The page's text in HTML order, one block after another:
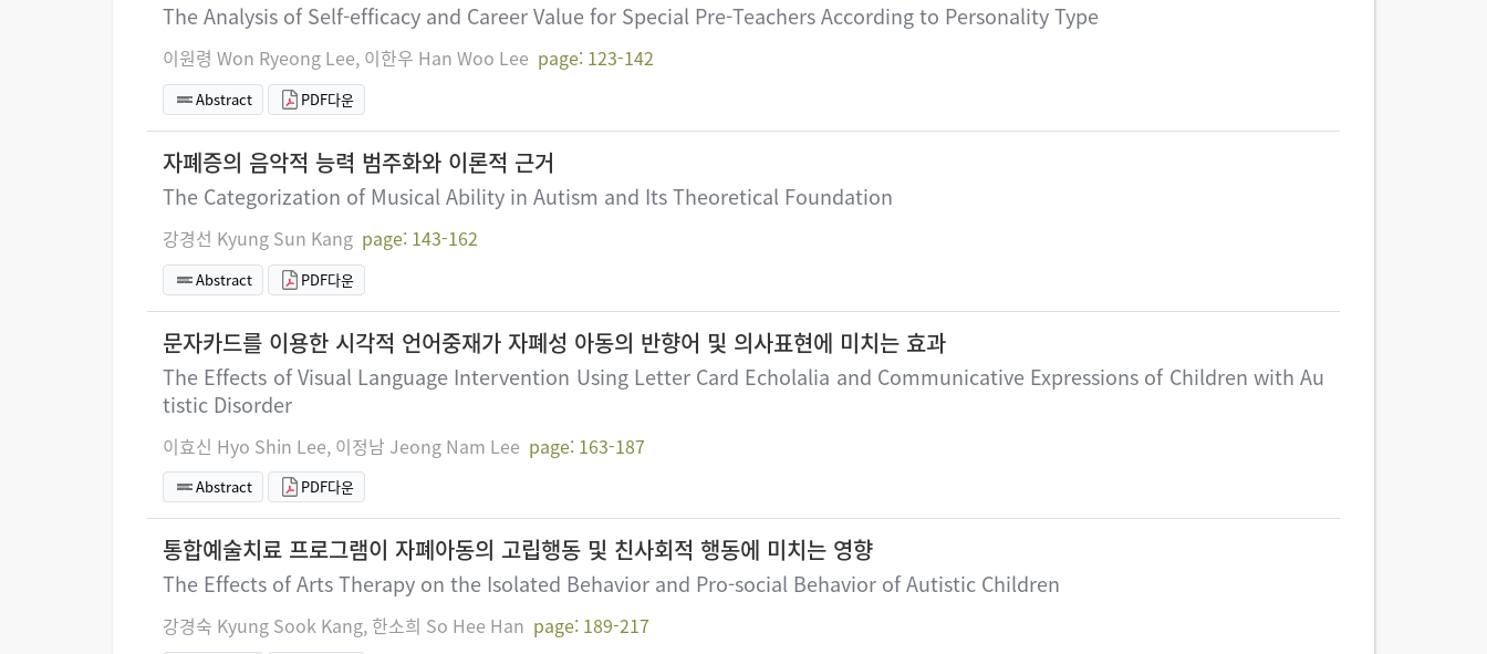
The Analysis of Self-efficacy and Career Value for Special Pre-Teachers According to Personality Type
이원령 Won Ryeong Lee, 이한우 Han Woo Lee page: 123-142
Abstract PDF다운
자폐증의 음악적 능력 범주화와 이론적 근거
The Categorization of Musical Ability in Autism and Its Theoretical Foundation
강경선 Kyung Sun Kang page: 143-162
Abstract PDF다운
문자카드를 이용한 시각적 언어중재가 자폐성 아동의 반향어 및 의사표현에 미치는 효과
The Effects of Visual Language Intervention Using Letter Card Echolalia and Communicative Expressions of Children with Au
tistic Disorder
이효신 Hyo Shin Lee, 이정남 Jeong Nam Lee page: 163-187
Abstract PDF다운
통합예술치료 프로그램이 자폐아동의 고립행동 및 친사회적 행동에 미치는 영향
The Effects of Arts Therapy on the Isolated Behavior and Pro-social Behavior of Autistic Children
강경숙 Kyung Sook Kang, 한소희 So Hee Han page: 189-217